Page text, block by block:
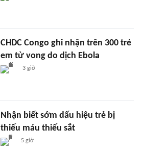
CHDC Congo ghi nhận trên 300 trẻ
em tử vong do dịch Ebola
3 giờ
Nhận biết sớm dấu hiệu trẻ bị
thiếu máu thiếu sắt
5 giờ